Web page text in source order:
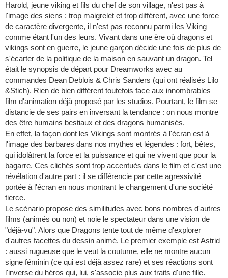
Harold, jeune viking et fils du chef de son village, n'est pas à
l'image des siens : trop maigrelet et trop différent, avec une force
de caractère divergente, il n'est pas reconnu parmi les Viking
comme étant l'un des leurs. Vivant dans une ère où dragons et
vikings sont en guerre, le jeune garçon décide une fois de plus de
s'écarter de la politique de la maison en sauvant un dragon. Tel
était le synopsis de départ pour Dreamworks avec au
commandes Dean Deblois & Chris Sanders (qui ont réalisés Lilo
&Stich). Rien de bien différent toutefois face aux innombrables
film d'animation déjà proposé par les studios. Pourtant, le film se
distancie de ses pairs en inversant la tendance : on nous montre
des être humains bestiaux et des dragons humanisés.
En effet, la façon dont les Vikings sont montrés à l'écran est à
l'image des barbares dans nos mythes et légendes : fort, bêtes,
qui idolâtrent la force et la puissance et qui ne vivent que pour la
bagarre. Ces clichés sont trop accentués dans le film et c'est une
révélation d'autre part : il se différencie par cette agressivité
portée à l'écran en nous montrant le changement d'une société
tierce.
Le scénario propose des similitudes avec bons nombres d'autres
films (animés ou non) et noie le spectateur dans une vision de
"déjà-vu". Alors que Dragons tente tout de même d'explorer
d'autres facettes du dessin animé. Le premier exemple est Astrid
: aussi rugueuse que le veut la coutume, elle ne montre aucun
signe féminin (ce qui est déjà assez rare) et ses réactions sont
l'inverse du héros qui, lui, s'associe plus aux traits d'une fille.